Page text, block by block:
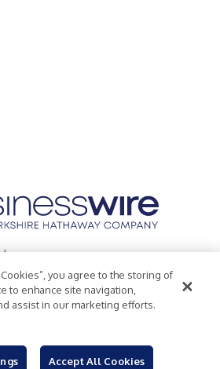
Inc.
Policy
Accessibility Statement
you agree to the storing of
to enhance site navigation,
assist in our marketing efforts.
Accept All Cookies